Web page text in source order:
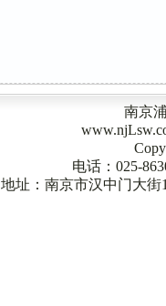
南京
电话：025-
地址：南京市汉中门大